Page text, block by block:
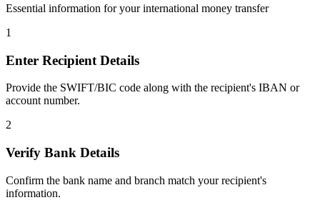
Essential information for your international money transfer
1
Enter Recipient Details
Provide the SWIFT/BIC code along with the recipient's IBAN or
account number.
2
Verify Bank Details
Confirm the bank name and branch match your recipient's
information.